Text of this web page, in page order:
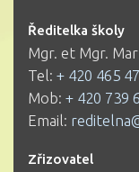
Ředitelka školy
Mgr. et Mgr.
Tel: + 420 465
Mob: + 420 739
Email:
Zřizovatel